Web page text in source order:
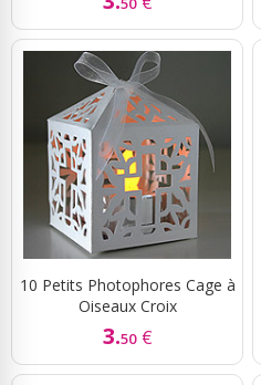
10 Petits Photophores Cage à
Oiseaux Croix
3.50 €